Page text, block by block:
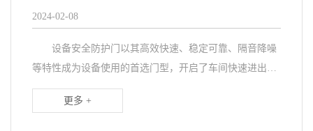
2024-02-08
设备安全防护门以其高效快速、稳定可靠、隔音降噪
等特性成为设备使用的首选门型，开启了车间快速进出的
新时代。该门不仅具有良好的密封性、节能环保特点，还
具备自动启动、高频升降等性能，完全满足现代自动化
更多 +